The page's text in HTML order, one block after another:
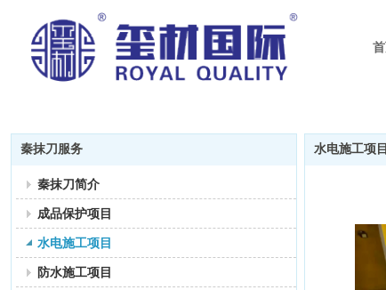
秦抹刀服务
秦抹刀简介
成品保护项目
水电施工项目
防水施工项目
水电施工项目